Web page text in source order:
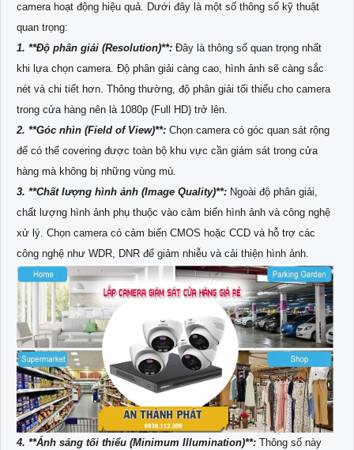
camera hoạt động hiệu quả. Dưới đây là một số thông số kỹ thuật
quan trọng:
1. **Độ phân giải (Resolution)**: Đây là thông số quan trọng nhất
khi lựa chọn camera. Độ phân giải càng cao, hình ảnh sẽ càng sắc
nét và chi tiết hơn. Thông thường, độ phân giải tối thiểu cho camera
trong cửa hàng nên là 1080p (Full HD) trở lên.
2. **Góc nhìn (Field of View)**: Chọn camera có góc quan sát rộng
để có thể covering được toàn bộ khu vực cần giám sát trong cửa
hàng mà không bị những vùng mù.
3. **Chất lượng hình ảnh (Image Quality)**: Ngoài độ phân giải,
chất lượng hình ảnh phụ thuộc vào cảm biến hình ảnh và công nghệ
xử lý. Chọn camera có cảm biến CMOS hoặc CCD và hỗ trợ các
công nghệ như WDR, DNR để giảm nhiễu và cải thiện hình ảnh.
4. **Ánh sáng tối thiểu (Minimum Illumination)**: Thông số này